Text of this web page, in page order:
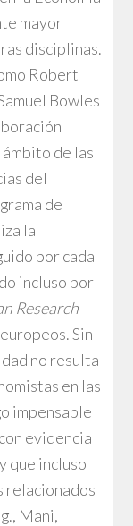
mayor
disciplinas.
Robert
Bowles
de las
del
de
la
por cada
incluso por
Research
Sin
no resulta
en las
impensable
evidencia
que incluso
relacionados
Mani,